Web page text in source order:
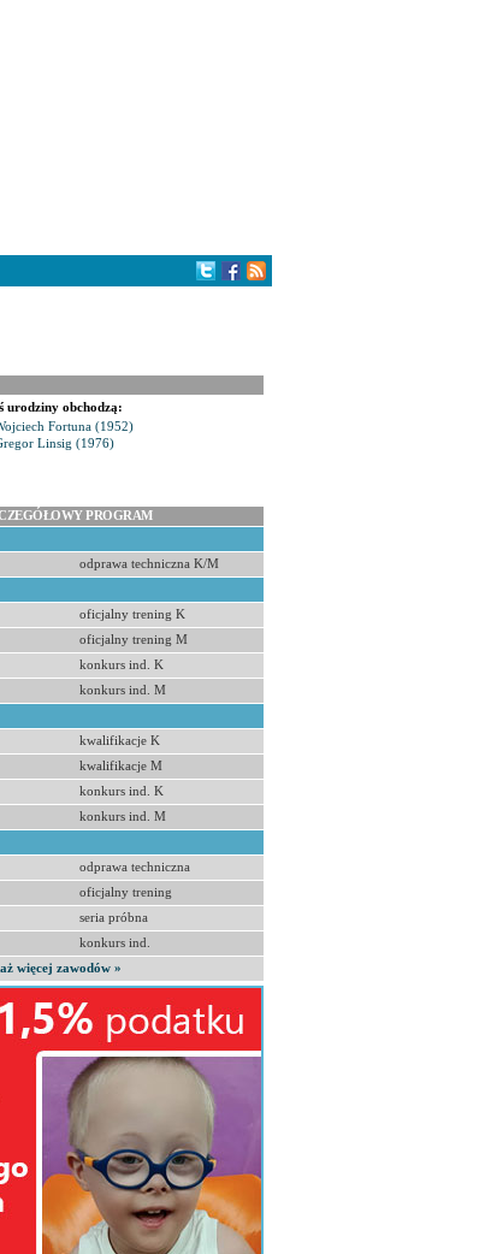
urodziny obchodzą:
Fortuna (1952)
Linsig (1976)
PROGRAM
odprawa techniczna K/M
oficjalny trening K
oficjalny trening M
konkurs ind. K
konkurs ind. M
kwalifikacje K
kwalifikacje M
konkurs ind. K
konkurs ind. M
odprawa techniczna
oficjalny trening
seria próbna
konkurs ind.
więcej zawodów »